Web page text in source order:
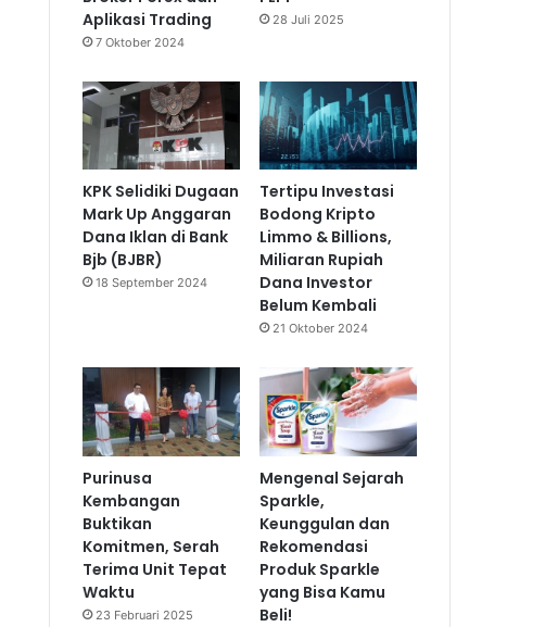
Aplikasi Trading
7 Oktober 2024
28 Juli 2025
KPK Selidiki Dugaan
Mark Up Anggaran
Dana Iklan di Bank
Bjb (BJBR)
18 September 2024
Tertipu Investasi
Bodong Kripto
Limmo & Billions,
Miliaran Rupiah
Dana Investor
Belum Kembali
21 Oktober 2024
Purinusa
Kembangan
Buktikan
Komitmen, Serah
Terima Unit Tepat
Waktu
23 Februari 2025
Mengenal Sejarah
Sparkle,
Keunggulan dan
Rekomendasi
Produk Sparkle
yang Bisa Kamu
Beli!